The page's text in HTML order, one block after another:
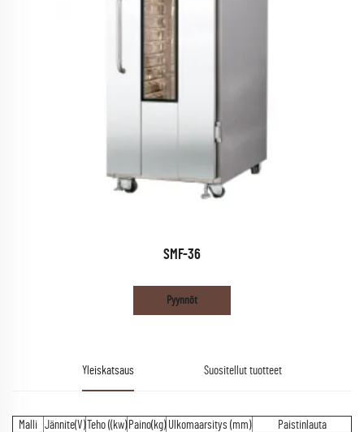
SMF-36
Pyynnöt
Yleiskatsaus Suositellut tuotteet
Malli Jännite(V) Teho ((kw) Paino(kg) Ulkomaarsitys (mm)
Paistinlauta